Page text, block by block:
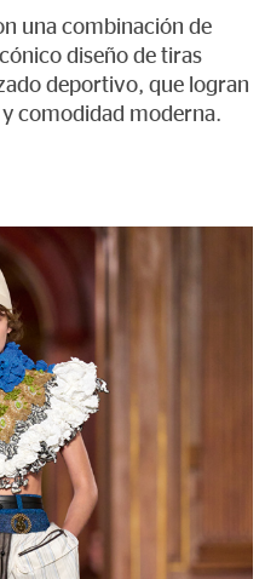
una combinación de
diseño de tiras
deportivo, que logran
comodidad moderna.